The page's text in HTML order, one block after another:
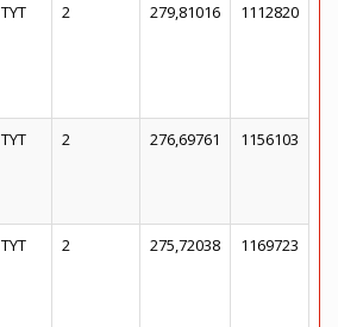
TYT 2 279,81016 1112820
TYT 2 276,69761 1156103
TYT 2 275,72038 1169723